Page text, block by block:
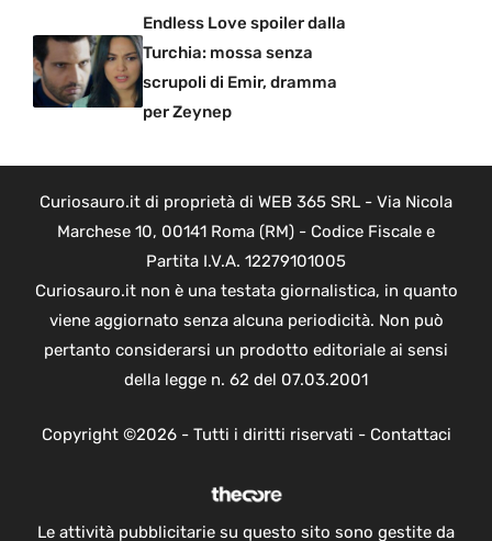
Endless Love spoiler dalla
Turchia: mossa senza
scrupoli di Emir, dramma
per Zeynep
Curiosauro.it di proprietà di WEB 365 SRL - Via Nicola
Marchese 10, 00141 Roma (RM) - Codice Fiscale e
Partita I.V.A. 12279101005
Curiosauro.it non è una testata giornalistica, in quanto
viene aggiornato senza alcuna periodicità. Non può
pertanto considerarsi un prodotto editoriale ai sensi
della legge n. 62 del 07.03.2001
Copyright ©2026 - Tutti i diritti riservati - Contattaci
Le attività pubblicitarie su questo sito sono gestite da